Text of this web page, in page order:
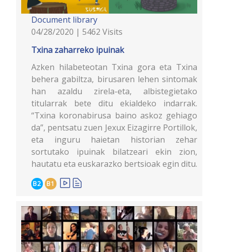
Document library
04/28/2020 | 5462 Visits
Txina zaharreko ipuinak
Azken hilabeteotan Txina gora eta Txina
behera gabiltza, birusaren lehen sintomak
han azaldu zirela-eta, albistegietako
titularrak bete ditu ekialdeko indarrak.
“Txina koronabirusa baino askoz gehiago
da”, pentsatu zuen Jexux Eizagirre Portillok,
eta inguru haietan historian zehar
sortutako ipuinak bilatzeari ekin zion,
hautatu eta euskarazko bertsioak egin ditu.
B2 B1